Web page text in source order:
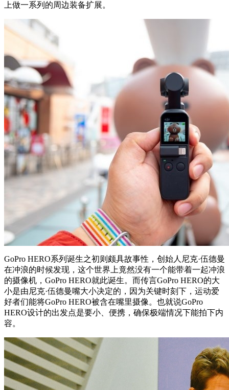
上做一系列的周边装备扩展。
GoPro HERO系列诞生之初则颇具故事性，创始人尼克·伍德曼
在冲浪的时候发现，这个世界上竟然没有一个能带着一起冲浪
的摄像机，GoPro HERO就此诞生。而传言GoPro HERO的大
小是由尼克·伍德曼嘴大小决定的，因为关键时刻下，运动爱
好者们能将GoPro HERO被含在嘴里摄像。也就说GoPro
HERO设计的出发点是要小、便携，确保极端情况下能拍下内
容。